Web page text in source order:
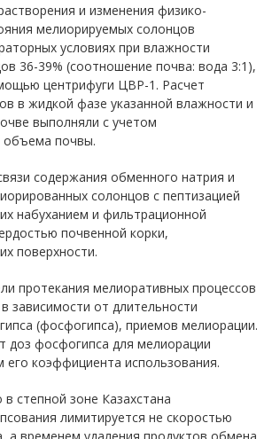
и изменения физико-
мелиорируемых солонцов
условиях при влажности
36-39% (соотношение почва: вода 3:1),
центрифуги ЦВР-1. Расчет
в жидкой фазе указанной влажности и
выполняли с учетом
почвы.
содержания обменного натрия и
солонцов с пептизацией
набуханием и фильтрационной
почвенной корки,
поверхности.
протекания мелиоративных процессов
зависимости от длительности
(фосфогипса), приемов мелиорации.
доз фосфогипса для мелиорации
его коэффициента использования.
степной зоне Казахстана
лимитируется не скоростью
а временем удаления продуктов обмена